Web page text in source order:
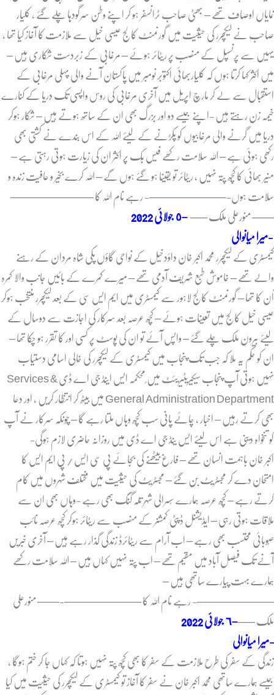
نمایاں اوصاف تھے – بھٹی صاحب ٹرانسفر ہو کر اپنے وطن سرگودہا چلے گئے ، کلیار
صاحب نے لیکچرر کی حیثیت میں گورنمنٹ کالج عیسی خیل سے ملازمت کا آغاز کیا تھا ،
یہیں سے پرنسپل کے منصب پر ریٹائر ہوئے – مرغابی کے زبردست شکاری ہیں –
میں اکثر کہا کرتا ہوں کہ کلیاربھائی اکتوبر نومبر میں پاکستان آنے والی پہلی مرغابی کے
استقبال سے لے کر مارچ اپریل میں آخری مرغابی کی روس واپسی تک دریا کے کنارے
خیمہ زن رہتے ہیں -اپنے جیسے دو اور بزرگ بھی ان کے ساتھ ہوتے ہیں – شکار ہوکر
دریا میں گرنے والی مرغابیوں کو پکڑنے کے لیئے اللہ کے اس بندے نے کشتی بھی
رکھی ہوئی ہے – اللہ سلامت رکھے فیس بُک پر اکثر ان کی زیارت ہوتی رہتی ہے –
منیر بھائی کا کُچھ پتہ نہیں ، ریٹائر تو یقینا ہو گئے ہوں گے – اللہ کرے بخیر و عافیت زندہ و
سلامت ہوں-———————- رہے نام اللہ کا ———————–
—— منورعلی ملک —– –٥ جولائی 2022
میرا میانوالی-
کیمسٹری کے لیکچرر محمد اکبر خان داؤدخیل کے نواحی گاؤں پکی شاہ مردان کے رہنے
والے تھے – خاموش طبع شریف آدمی تھے – میرے کمرے کے بائیں جانب والا کمرہ
اُن کا تھا – گورنمنٹ کالج لاہور سے کیمسٹری میں ایم ایس سی کے بعد لیکچرر منتخب ہوکر
عیسی خیل کالج میں تعینات ہوئے – کُچھ عرصہ بعد سرکار کی اجازت سے دوسال کے
لیئے بیرونِ ملک چلے گئے – واپس آئے تو ان کی پوسٹ پر کسی اور کا تقرر ہو چکا تھا –
ان کو حکم یہ ملا کہ جب تک پنجاب میں کیمسٹری کے لیکچرر کی خالی اسامی دستیاب
نہیں ہوتی آپ پنجاب سیکیریٹیریئٹ میں ًمحکمہ ایس اینڈ جی اے ڈی Services &
General Administration Department میں بیٹھ کر انتظار کریں ، اور دعا
بھی کرتے رہیں – اخبار ، چائے پانی سب کُچھ وہاں ملتا رہے گا – چُونکہ سرکار نے آپ
کو تنخواہ دینی ہے اس لیئے ایس ینڈ جی اے ڈی میں روزانہ حاضری لازم ہوگی-
اکبر خان باہمت انسان تھے – فارغ بیٹھنے کی بجائے پی سی ایس / پی ایم ایس کا
امتحان دے کر مجسٹریٹ بن گئے – مجسٹریٹ کی حیثیت میں مختلف شہروں میں کام
کرتے رہے – کُچھ عرصہ ہمارے سُسرالی شہر تلہ گنگ بھی رہے -وہاں بھی ان سے
ملاقات ہوتی رہی – ایڈیشنل ڈپٹی کمشنر کے منصب سے ریٹائر ہوکر کچھ عرصہ نائب
صُوبائی محتسب بھی رہے – اب آرام سے ریٹائرڈ زندگی گذار رہے ہیں – آخری خبریں
آنے تک فیصل آباد میں مقیم تھے – اب پتہ نہیں کہاں ہیں – اللہ سلامت رکھے
ہمارے بہت پیارے ساتھی ہیں –
———————- رہے نام اللہ کا ———————-—— منورعلی
ملک —––٦ جولائی 2022
میرا میانوالی-
زندگی کے سفر کی طرح ملازمت کے سفر کا بھی کُچھ پتہ نہیں ہوتا کہ کہاں جا کر ختم ہوگا ،
جیسے ہمارے ساتھی محمد اکبر خان نے سفر کا آغاز تو کیمسٹری کے لیکچرر کی حیثیت میں کیا